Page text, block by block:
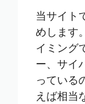
当サイト
めします
イミング
ー、サイ
っている
えば相当